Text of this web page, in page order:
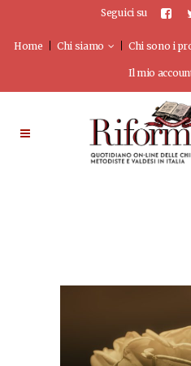
Seguici su
Home Chi siamo Chi sono i
Il mio